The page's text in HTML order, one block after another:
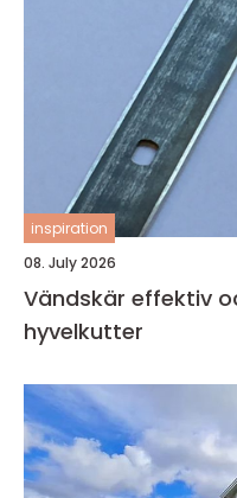
inspiration
08. July 2026
Vändskär effektiv och exakt bearbetning i
hyvelkutter